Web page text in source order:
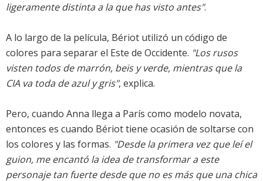
ligeramente distinta a la que has visto antes".
A lo largo de la película, Bériot utilizó un código de
colores para separar el Este de Occidente. "Los rusos
visten todos de marrón, beis y verde, mientras que la
CIA va toda de azul y gris", explica.
Pero, cuando Anna llega a París como modelo novata,
entonces es cuando Bériot tiene ocasión de soltarse con
los colores y las formas. "Desde la primera vez que leí el
guion, me encantó la idea de transformar a este
personaje tan fuerte desde que no es más que una chica